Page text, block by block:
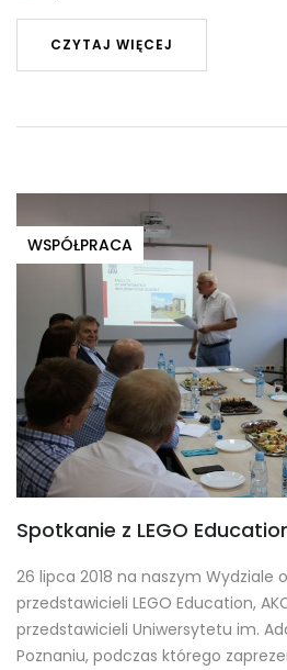
CZYTAJ WIĘCEJ
WSPÓŁPRACA
Spotkanie z LEGO
26 lipca 2018 na naszym Wydziale
przedstawicieli LEGO Education,
przedstawicieli Uniwersytetu im.
Poznaniu, podczas którego